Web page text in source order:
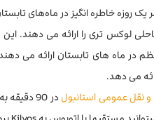
لوکس تری را ارائه می دهند. این
در ماه های تابستان ارائه می
نقل عمومی استانبول
در 90